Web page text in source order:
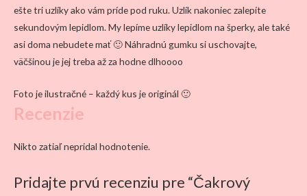
ešte tri uzlíky ako vám príde pod ruku. Uzlík nakoniec zalepíte
sekundovým lepidlom. My lepíme uzlíky lepidlom na šperky, ale také
asi doma nebudete mať 🙂 Náhradnú gumku si uschovajte,
väčšinou je jej treba až za hodne dlhoooo
Foto je ilustračné – každý kus je originál 🙂
Recenzie
Nikto zatiaľ nepridal hodnotenie.
Pridajte prvú recenziu pre “Čakrový